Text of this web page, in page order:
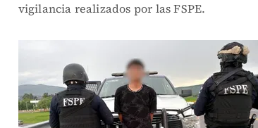
vigilancia realizados por las FSPE.